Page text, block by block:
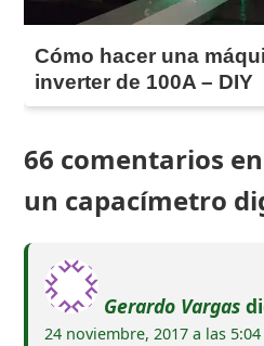
Cómo hacer una
inverter de 100A – DIY
66 comentarios
un capacímetro
Gerardo Vargas
24 noviembre, 2017 a las 5:04